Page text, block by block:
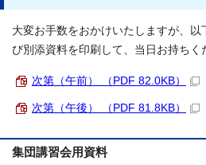
大変お手数をおかけいたしますが、以
び別添資料を印刷して、当日お持ちく
次第（午前） （PDF 82.0KB）
次第（午後） （PDF 81.8KB）
集団講習会用資料